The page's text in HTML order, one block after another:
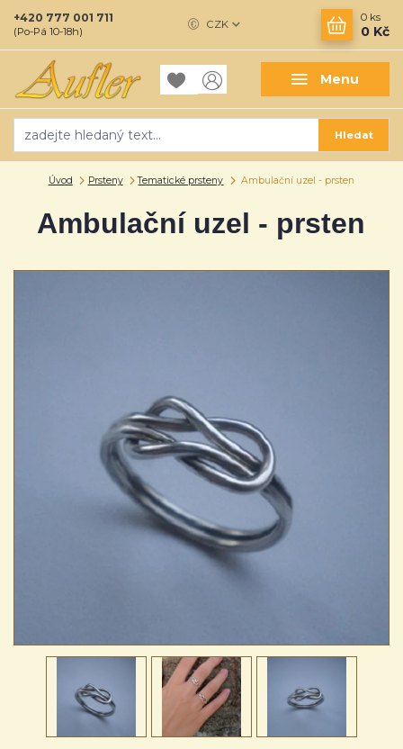
Menu
CZK
Hledat
+420 777 001 711
(Po-Pá 10-18h)
0 ks
0 Kč
Úvod Prsteny Tematické prsteny Ambulační uzel - prsten
Ambulační uzel - prsten